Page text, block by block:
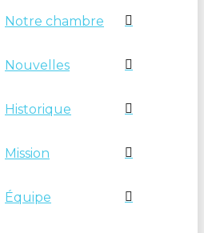
Notre chambre
Nouvelles
Historique
Mission
Équipe